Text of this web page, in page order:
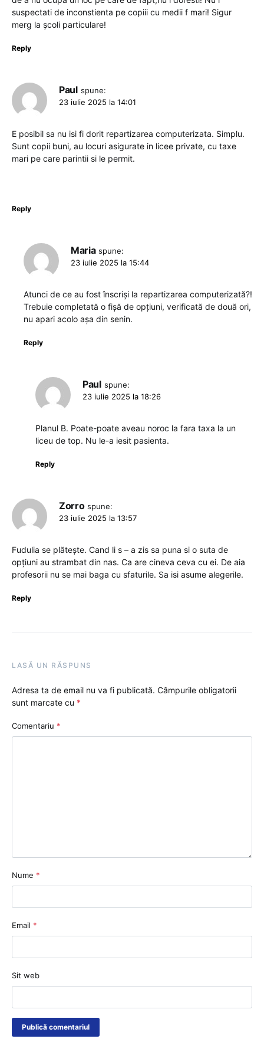
suspectati de inconstienta pe copiii cu medii f mari! Sigur
merg la școli particulare!
Reply
Paul spune:
23 iulie 2025 la 14:01
E posibil sa nu isi fi dorit repartizarea computerizata. Simplu.
Sunt copii buni, au locuri asigurate in licee private, cu taxe
mari pe care parintii si le permit.
Reply
Maria spune:
23 iulie 2025 la 15:44
Atunci de ce au fost înscriși la repartizarea computerizată?!
Trebuie completată o fișă de opțiuni, verificată de două ori,
nu apari acolo așa din senin.
Reply
Paul spune:
23 iulie 2025 la 18:26
Planul B. Poate-poate aveau noroc la fara taxa la un
liceu de top. Nu le-a iesit pasienta.
Reply
Zorro spune:
23 iulie 2025 la 13:57
Fudulia se plătește. Cand li s – a zis sa puna si o suta de
opțiuni au strambat din nas. Ca are cineva ceva cu ei. De aia
profesorii nu se mai baga cu sfaturile. Sa isi asume alegerile.
Reply
LASĂ UN RĂSPUNS
Adresa ta de email nu va fi publicată. Câmpurile obligatorii
sunt marcate cu *
Comentariu *
Nume *
Email *
Sit web